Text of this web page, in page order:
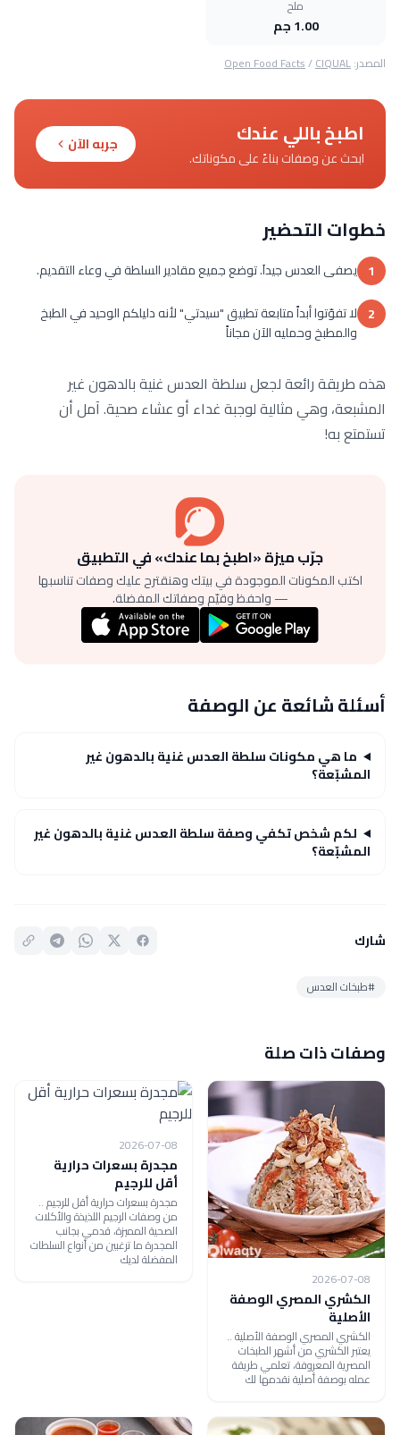
ملح
1.00 جم
المصدر: Open Food Facts/CIQUAL
اطبخ باللي عندك
ابحث عن وصفات بناءً على مكوناتك.
جربه الآن
خطوات التحضير
1 يصفى العدس جيداَ. توضع جميع مقادير السلطة في وعاء التقديم.
2 لا تفوّتوا أبداً متابعة تطبيق "سيدتي" لأنه دليلكم الوحيد في الطبخ
والمطبخ وحمليه الآن مجاناً
هذه طريقة رائعة لجعل سلطة العدس غنية بالدهون غير
المشبعة، وهي مثالية لوجبة غداء أو عشاء صحية. آمل أن
تستمتع به!
جرّب ميزة «اطبخ بما عندك» في التطبيق
اكتب المكونات الموجودة في بيتك وهنقترح عليك وصفات تناسبها
— واحفظ وقيّم وصفاتك المفضلة.
أسئلة شائعة عن الوصفة
ما هي مكونات سلطة العدس غنية بالدهون غير
المشبّعة؟
لكم شخص تكفي وصفة سلطة العدس غنية بالدهون غير
المشبّعة؟
شارك
#طبخات العدس
وصفات ذات صلة
2026-07-08
الكشري المصري الوصفة
الأصلية
الكشري المصري الوصفة الأصلية ..
يعتبر الكشري من أشهر الطبخات
المصرية المعروفة، تعلمي طريقة
عمله بوصفة أصلية نقدمها لك
2026-07-08
مجدرة بسعرات حرارية
أقل للرجيم
مجدرة بسعرات حرارية أقل للرجيم ..
من وصفات الرجيم اللذيذة والأكلات
الصحية المميزة، قدمي بجانب
المجدرة ما ترغبين من أنواع السلطات
المفضلة لديك